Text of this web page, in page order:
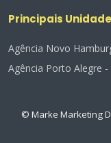
Principais
Agência Novo
Agência Porto Alegre -
© Marke Marketing